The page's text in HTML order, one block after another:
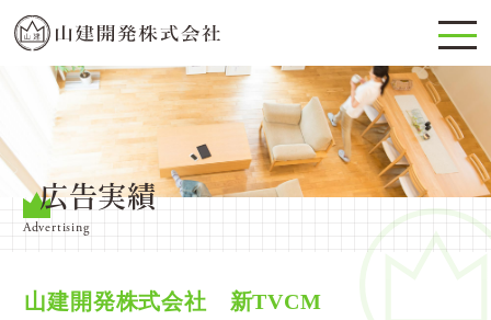
広告実績
Advertising
山建開発株式会社 新TVCM